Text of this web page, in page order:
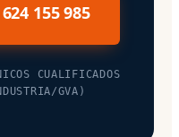
155 985
CUALIFICADOS
GVA)